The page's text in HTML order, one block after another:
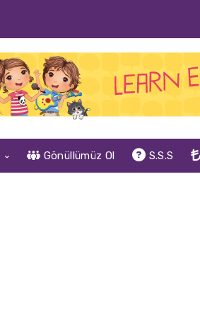
Gönüllümüz Ol S.S.S